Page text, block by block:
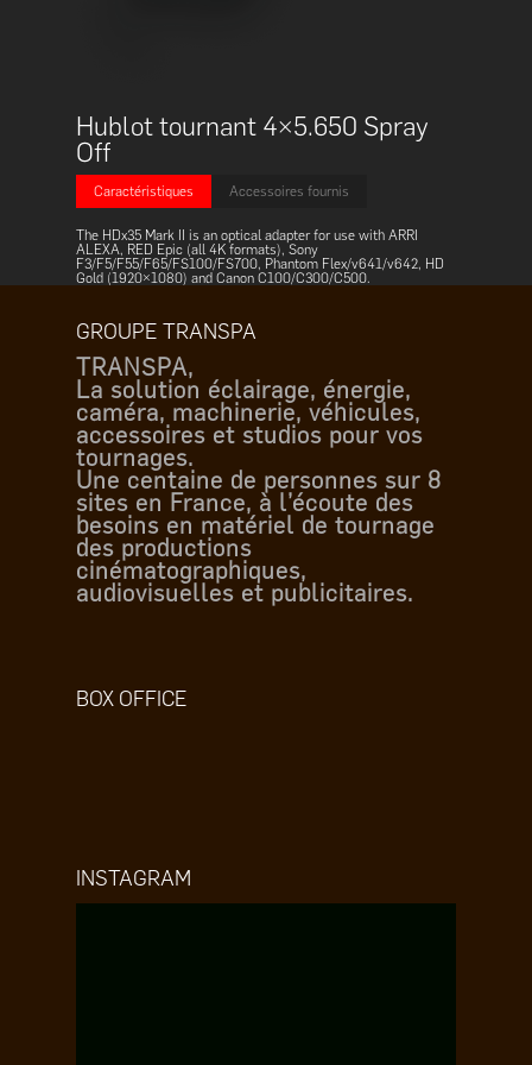
Hublot tournant 4×5.650 Spray
Off
Caractéristiques Accessoires fournis
The HDx35 Mark II is an optical adapter for use with ARRI
ALEXA, RED Epic (all 4K formats), Sony
F3/F5/F55/F65/FS100/FS700, Phantom Flex/v641/v642, HD
Gold (1920×1080) and Canon C100/C300/C500.
GROUPE TRANSPA
TRANSPA,
La solution éclairage, énergie,
caméra, machinerie, véhicules,
accessoires et studios pour vos
tournages.
Une centaine de personnes sur 8
sites en France, à l’écoute des
besoins en matériel de tournage
des productions
cinématographiques,
audiovisuelles et publicitaires.
BOX OFFICE
INSTAGRAM